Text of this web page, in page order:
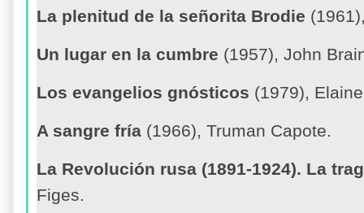
La plenitud de la señorita Brodie
Un lugar en la cumbre (1957), John
Los evangelios gnósticos (1979),
A sangre fría (1966), Truman Capote.
La Revolución rusa (1891-1924). La
Figes.